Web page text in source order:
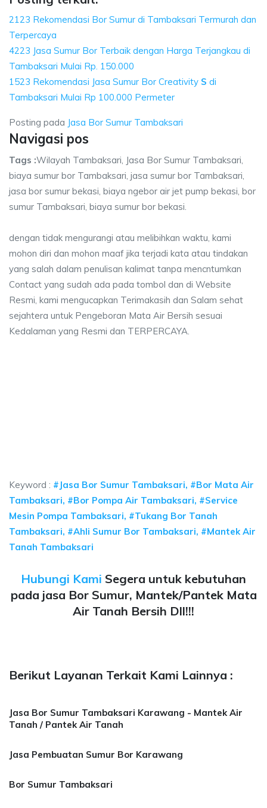
2123 Rekomendasi Bor Sumur di Tambaksari Termurah dan
Terpercaya
4223 Jasa Sumur Bor Terbaik dengan Harga Terjangkau di
Tambaksari Mulai Rp. 150.000
1523 Rekomendasi Jasa Sumur Bor Creativity S di
Tambaksari Mulai Rp 100.000 Permeter
Posting pada Jasa Bor Sumur Tambaksari
Navigasi pos
Tags :Wilayah Tambaksari, Jasa Bor Sumur Tambaksari,
biaya sumur bor Tambaksari, jasa sumur bor Tambaksari,
jasa bor sumur bekasi, biaya ngebor air jet pump bekasi, bor
sumur Tambaksari, biaya sumur bor bekasi.
dengan tidak mengurangi atau melibihkan waktu, kami
mohon diri dan mohon maaf jika terjadi kata atau tindakan
yang salah dalam penulisan kalimat tanpa mencntumkan
Contact yang sudah ada pada tombol dan di Website
Resmi, kami mengucapkan Terimakasih dan Salam sehat
sejahtera untuk Pengeboran Mata Air Bersih sesuai
Kedalaman yang Resmi dan TERPERCAYA.
Keyword : #Jasa Bor Sumur Tambaksari, #Bor Mata Air
Tambaksari, #Bor Pompa Air Tambaksari, #Service
Mesin Pompa Tambaksari, #Tukang Bor Tanah
Tambaksari, #Ahli Sumur Bor Tambaksari, #Mantek Air
Tanah Tambaksari
Hubungi Kami Segera untuk kebutuhan
pada jasa Bor Sumur, Mantek/Pantek Mata
Air Tanah Bersih Dll!!!
Berikut Layanan Terkait Kami Lainnya :
Jasa Bor Sumur Tambaksari Karawang - Mantek Air
Tanah / Pantek Air Tanah
Jasa Pembuatan Sumur Bor Karawang
Bor Sumur Tambaksari